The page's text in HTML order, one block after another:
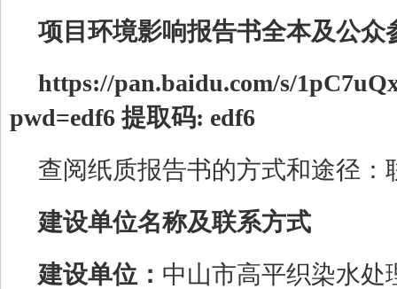
项目环境影响报告书全本及公
https://pan.baidu.com/s/
pwd=edf6提取码: edf6
查阅纸质报告书的方式和途径：
建设单位名称及联系方式
建设单位： 中山市高平织染水处